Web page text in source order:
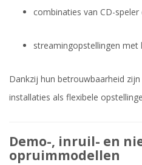
combinaties van CD-
streamingopstellingen met
Dankzij hun betrouwbaarheid
installaties als flexibele
Demo-, inruil- en
opruimmodellen